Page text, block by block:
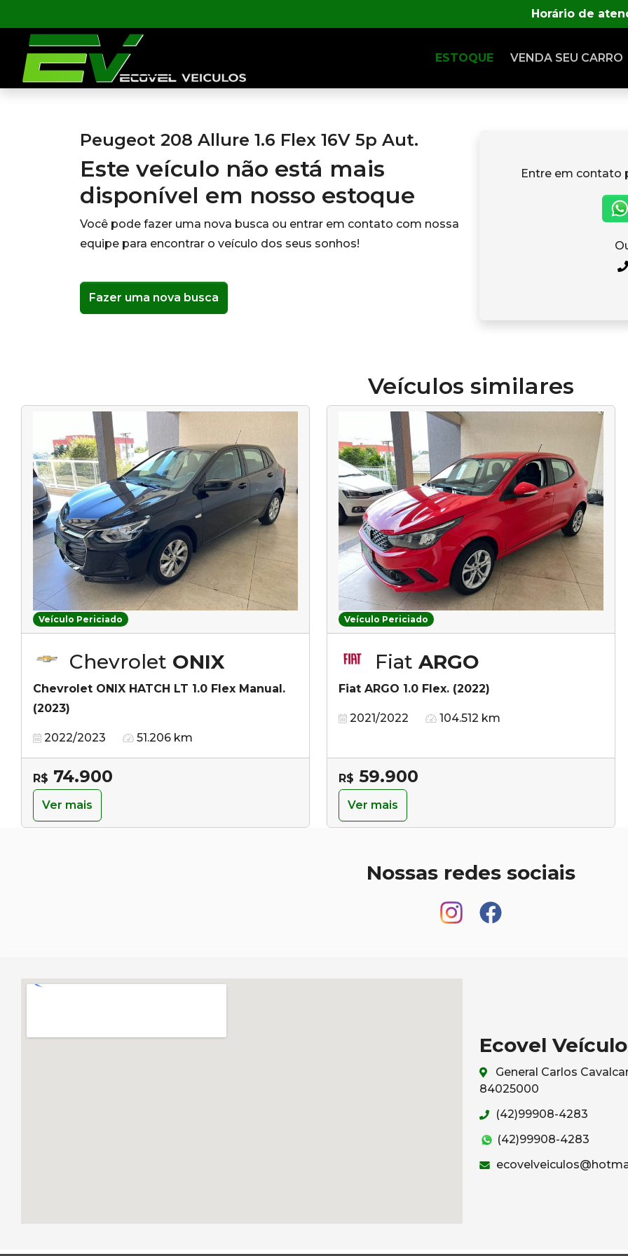
Horário de
ESTOQUE VENDA SEU CARRO
Peugeot 208 Allure 1.6 Flex 16V 5p Aut.
Este veículo não está mais
disponível em nosso estoque
Você pode fazer uma nova busca ou entrar em contato com nossa
equipe para encontrar o veículo dos seus sonhos!
Fazer uma nova busca
Entre em contato
Veículos similares
Veículo Periciado
Chevrolet ONIX
Chevrolet ONIX HATCH LT 1.0 Flex Manual.
(2023)
2022/2023 51.206 km
R$ 74.900
Ver mais
Veículo Periciado
Fiat ARGO
Fiat ARGO 1.0 Flex. (2022)
2021/2022 104.512 km
R$ 59.900
Ver mais
Nossas redes sociais
Ecovel
General Carlos
84025000
(42)99908-4283
(42)99908-4283